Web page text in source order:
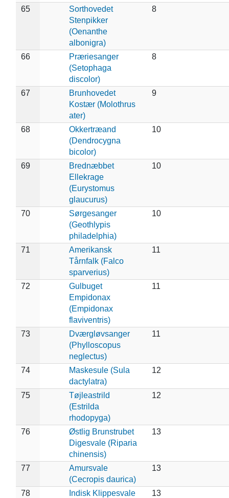
65
Sorthovedet
Stenpikker
(Oenanthe
albonigra)
8
66
Præriesanger
(Setophaga
discolor)
8
67
Brunhovedet
Kostær (Molothrus
ater)
9
68
Okkertræand
(Dendrocygna
bicolor)
10
69
Brednæbbet
Ellekrage
(Eurystomus
glaucurus)
10
70
Sørgesanger
(Geothlypis
philadelphia)
10
71
Amerikansk
Tårnfalk (Falco
sparverius)
11
72
Gulbuget
Empidonax
(Empidonax
flaviventris)
11
73
Dværgløvsanger
(Phylloscopus
neglectus)
11
74
Maskesule (Sula
dactylatra)
12
75
Tøjleastrild
(Estrilda
rhodopyga)
12
76
Østlig Brunstrubet
Digesvale (Riparia
chinensis)
13
77
Amursvale
(Cecropis daurica)
13
78
Indisk Klippesvale
13